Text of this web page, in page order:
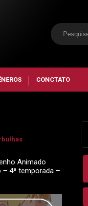
CONCTATO
Animado
– 4ª temporada –